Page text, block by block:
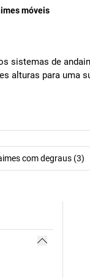
móveis
sistemas de
alturas para uma
com degraus (3)